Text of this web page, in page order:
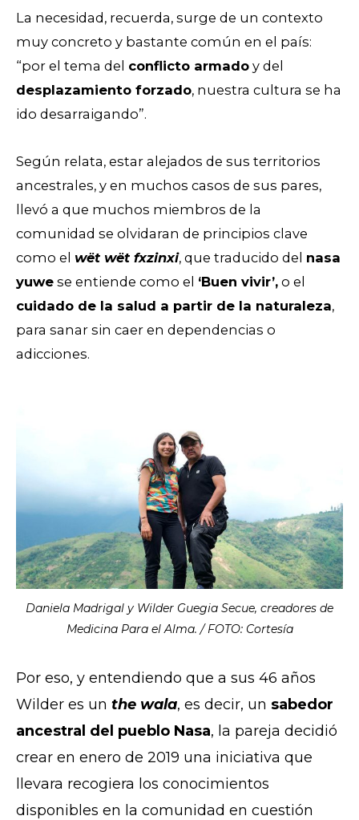
La necesidad, recuerda, surge de un contexto
muy concreto y bastante común en el país:
“por el tema del conflicto armado y del
desplazamiento forzado, nuestra cultura se ha
ido desarraigando”.
Según relata, estar alejados de sus territorios
ancestrales, y en muchos casos de sus pares,
llevó a que muchos miembros de la
comunidad se olvidaran de principios clave
como el wët wët fxzinxi, que traducido del nasa
yuwe se entiende como el ‘Buen vivir’, o el
cuidado de la salud a partir de la naturaleza,
para sanar sin caer en dependencias o
adicciones.
Daniela Madrigal y Wilder Guegia Secue, creadores de
Medicina Para el Alma. / FOTO: Cortesía
Por eso, y entendiendo que a sus 46 años
Wilder es un the wala, es decir, un sabedor
ancestral del pueblo Nasa, la pareja decidió
crear en enero de 2019 una iniciativa que
llevara recogiera los conocimientos
disponibles en la comunidad en cuestión